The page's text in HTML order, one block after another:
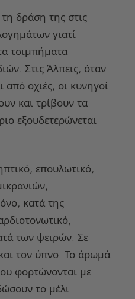
δράση της στις
γιατί
τσιμπήματα
Στις Άλπεις, όταν
από οχιές, οι κυνηγοί
και τρίβουν τα
εξουδετερώνεται
επουλωτικό,
κατά της
των ψειρών. Σε
τον ύπνο. Το άρωμά
φορτώνονται με
το μέλι